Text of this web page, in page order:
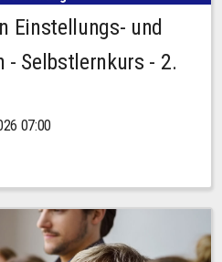
Einstellungs- und
- Selbstlernkurs - 2.
07:00